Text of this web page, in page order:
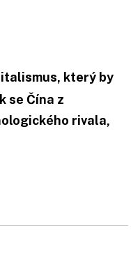
který by
se Čína z
rivala,